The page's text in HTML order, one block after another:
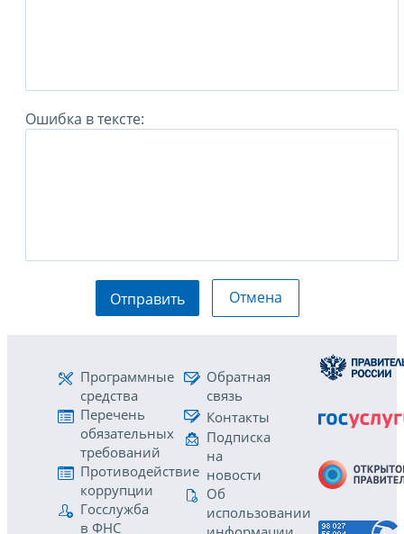
Ошибка в тексте:
Отправить Отмена
Программные
средства
Перечень
обязательных
требований
Противодействие
коррупции
Госслужба
в ФНС
Обратная
связь
Контакты
Подписка
на
новости
Об
использовании